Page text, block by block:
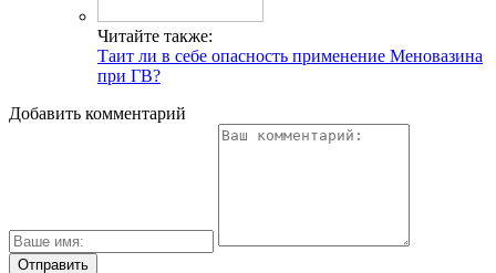
Читайте также:
Таит ли в себе опасность применение Меновазина
при ГВ?
Добавить комментарий